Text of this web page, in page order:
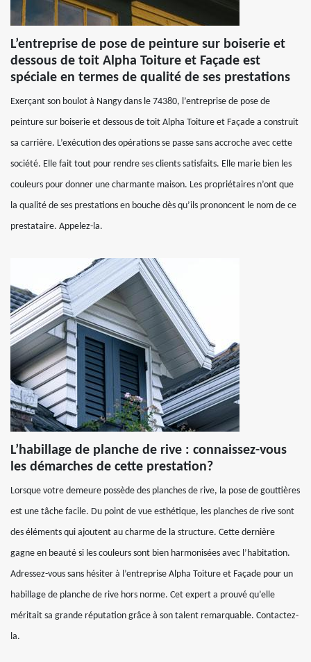
L’entreprise de pose de peinture sur boiserie et
dessous de toit Alpha Toiture et Façade est
spéciale en termes de qualité de ses prestations
Exerçant son boulot à Nangy dans le 74380, l’entreprise de pose de
peinture sur boiserie et dessous de toit Alpha Toiture et Façade a construit
sa carrière. L’exécution des opérations se passe sans accroche avec cette
société. Elle fait tout pour rendre ses clients satisfaits. Elle marie bien les
couleurs pour donner une charmante maison. Les propriétaires n’ont que
la qualité de ses prestations en bouche dès qu’ils prononcent le nom de ce
prestataire. Appelez-la.
L’habillage de planche de rive : connaissez-vous
les démarches de cette prestation?
Lorsque votre demeure possède des planches de rive, la pose de gouttières
est une tâche facile. Du point de vue esthétique, les planches de rive sont
des éléments qui ajoutent au charme de la structure. Cette dernière
gagne en beauté si les couleurs sont bien harmonisées avec l’habitation.
Adressez-vous sans hésiter à l’entreprise Alpha Toiture et Façade pour un
habillage de planche de rive hors norme. Cet expert a prouvé qu’elle
méritait sa grande réputation grâce à son talent remarquable. Contactez-
la.